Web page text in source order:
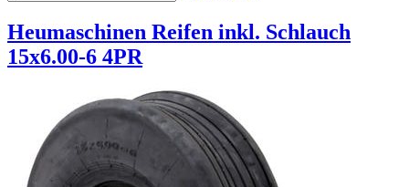
Heumaschinen Reifen inkl. Schlauch
15x6.00-6 4PR